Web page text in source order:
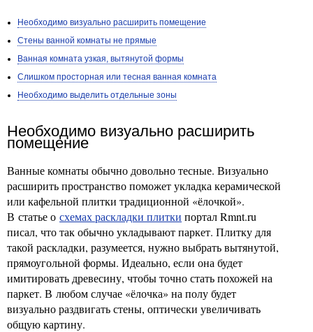
Необходимо визуально расширить помещение
Стены ванной комнаты не прямые
Ванная комната узкая, вытянутой формы
Слишком просторная или тесная ванная комната
Необходимо выделить отдельные зоны
Необходимо визуально расширить
помещение
Ванные комнаты обычно довольно тесные. Визуально
расширить пространство поможет укладка керамической
или кафельной плитки традиционной «ёлочкой».
В статье о схемах раскладки плитки портал Rmnt.ru
писал, что так обычно укладывают паркет. Плитку для
такой раскладки, разумеется, нужно выбрать вытянутой,
прямоугольной формы. Идеально, если она будет
имитировать древесину, чтобы точно стать похожей на
паркет. В любом случае «ёлочка» на полу будет
визуально раздвигать стены, оптически увеличивать
общую картину.